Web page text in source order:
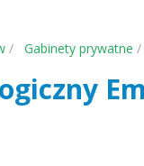
Gabinety prywatne